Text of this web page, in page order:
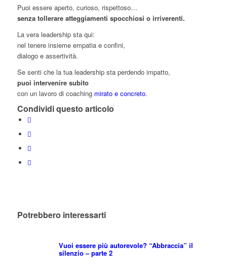
Puoi essere aperto, curioso, rispettoso…
senza tollerare atteggiamenti spocchiosi o irriverenti.
La vera leadership sta qui:
nel tenere insieme empatia e confini,
dialogo e assertività.
Se senti che la tua leadership sta perdendo impatto,
puoi intervenire subito
con un lavoro di coaching mirato e concreto.
Condividi questo articolo
Potrebbero interessarti
Vuoi essere più autorevole? “Abbraccia” il
silenzio – parte 2